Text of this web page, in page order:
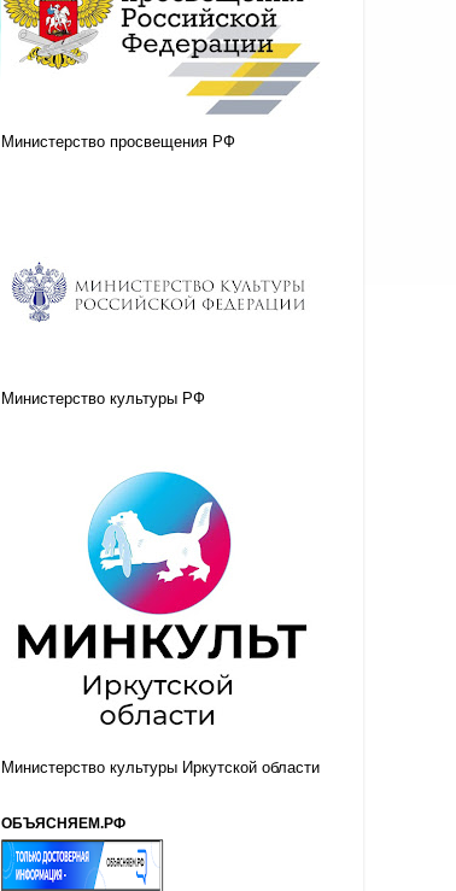
Министерство просвещения РФ
Министерство культуры РФ
Министерство культуры Иркутской области
ОБЪЯСНЯЕМ.РФ